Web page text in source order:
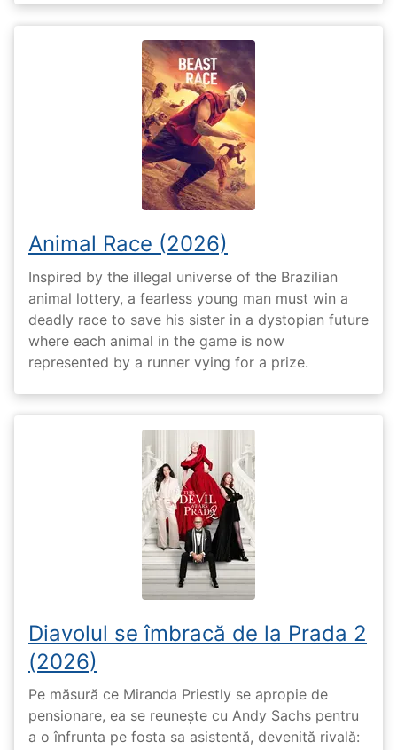
Animal Race (2026)
Inspired by the illegal universe of the Brazilian
animal lottery, a fearless young man must win a
deadly race to save his sister in a dystopian future
where each animal in the game is now
represented by a runner vying for a prize.
Diavolul se îmbracă de la Prada 2
(2026)
Pe măsură ce Miranda Priestly se apropie de
pensionare, ea se reunește cu Andy Sachs pentru
a o înfrunta pe fosta sa asistentă, devenită rivală: